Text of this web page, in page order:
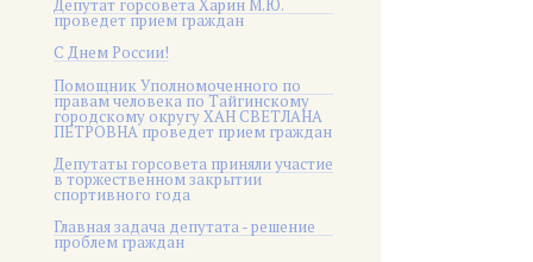
Депутат горсовета Харин М.Ю.
проведет прием граждан
С Днем России!
Помощник Уполномоченного по
правам человека по Тайгинскому
городскому округу ХАН СВЕТЛАНА
ПЕТРОВНА проведет прием граждан
Депутаты горсовета приняли участие
в торжественном закрытии
спортивного года
Главная задача депутата - решение
проблем граждан